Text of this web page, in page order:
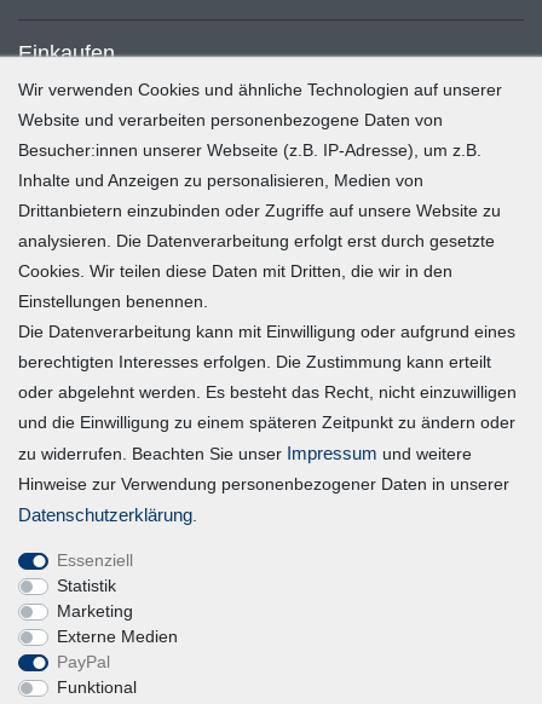
Einkaufen
Zahlung und Versand
Widerrufsrecht
Warenkorb
Zur Kasse
Mein Konto
Registrieren
Login
Vertrag widerrufen
Unternehmen
Blog
Datenschutzerklärung
Erklärung zur Barrierefreiheit
AGB
Wir verwenden Cookies und ähnliche Technologien auf unserer
Website und verarbeiten personenbezogene Daten von
Besucher:innen unserer Webseite (z.B. IP-Adresse), um z.B.
Inhalte und Anzeigen zu personalisieren, Medien von
Drittanbietern einzubinden oder Zugriffe auf unsere Website zu
analysieren. Die Datenverarbeitung erfolgt erst durch gesetzte
Cookies. Wir teilen diese Daten mit Dritten, die wir in den
Einstellungen benennen.
Die Datenverarbeitung kann mit Einwilligung oder aufgrund eines
berechtigten Interesses erfolgen. Die Zustimmung kann erteilt
oder abgelehnt werden. Es besteht das Recht, nicht einzuwilligen
und die Einwilligung zu einem späteren Zeitpunkt zu ändern oder
zu widerrufen. Beachten Sie unser Impressum und weitere
Hinweise zur Verwendung personenbezogener Daten in unserer
Daten­schutz­erklärung
Essenziell
Statistik
Marketing
Externe Medien
PayPal
Funktional